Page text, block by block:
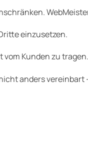
einzusetzen.
Kunden zu tragen.
anders vereinbart